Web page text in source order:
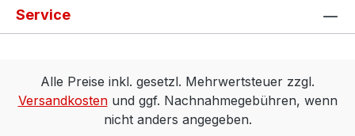
Service
Alle Preise inkl. gesetzl. Mehrwertsteuer zzgl.
Versandkostenund ggf. Nachnahmegebühren, wenn
nicht anders angegeben.